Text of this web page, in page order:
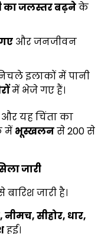
का जलस्तर बढ़नेके
गए और जनजीवन
इलाकों में पानी
में भेजे गए हैं।
यह चिंता का
में भूस्खलनसे 200 से
जारी
जारी है।
नीमच,सीहोर, धार,
हुई।